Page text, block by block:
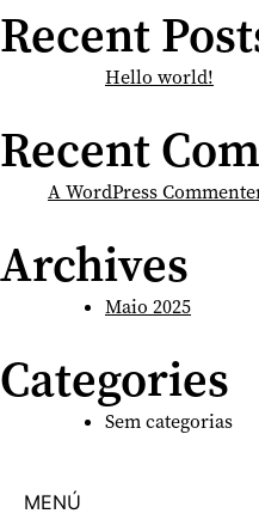
Recent
Hello world!
Recent
A WordPress
Archives
Maio 2025
Categories
Sem categorias
MENÚ